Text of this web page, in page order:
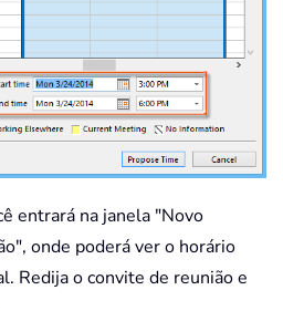
entrará na janela "Novo
onde poderá ver o horário
Redija o convite de reunião e